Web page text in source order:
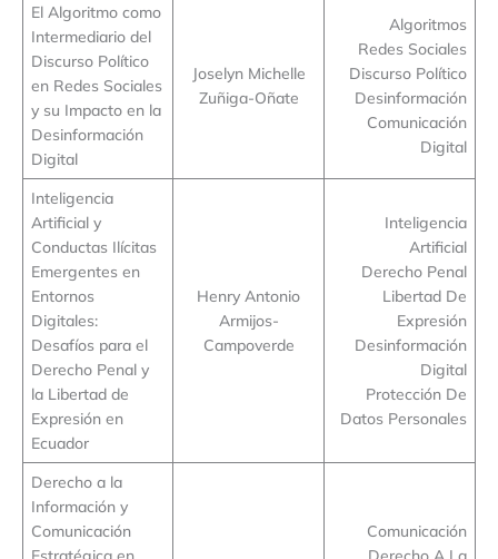
El Algoritmo como
Intermediario del
Discurso Político
en Redes Sociales
y su Impacto en la
Desinformación
Digital
Joselyn Michelle
Zuñiga-Oñate
Algoritmos
Redes Sociales
Discurso Político
Desinformación
Comunicación
Digital
Inteligencia
Artificial y
Conductas Ilícitas
Emergentes en
Entornos
Digitales:
Desafíos para el
Derecho Penal y
la Libertad de
Expresión en
Ecuador
Henry Antonio
Armijos-
Campoverde
Inteligencia
Artificial
Derecho Penal
Libertad De
Expresión
Desinformación
Digital
Protección De
Datos Personales
Derecho a la
Información y
Comunicación
Estratégica en
Comunicación
Derecho A La